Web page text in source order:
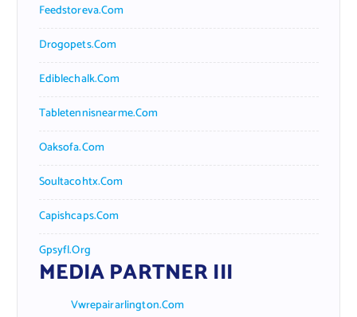
Feedstoreva.com
Drogopets.com
Ediblechalk.com
Tabletennisnearme.com
Oaksofa.com
Soultacohtx.com
Capishcaps.com
Gpsyfl.org
MEDIA PARTNER III
Vwrepairarlington.com